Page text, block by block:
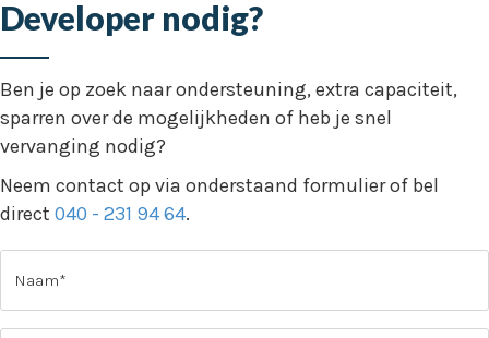
Developer nodig?
Ben je op zoek naar ondersteuning, extra capaciteit,
sparren over de mogelijkheden of heb je snel
vervanging nodig?
Neem contact op via onderstaand formulier of bel
direct 040 - 231 94 64.